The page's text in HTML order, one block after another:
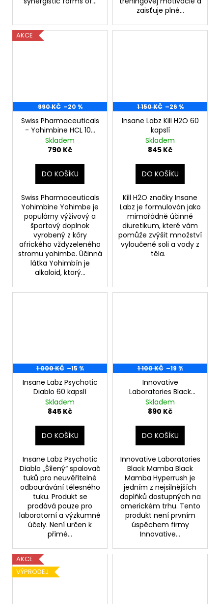
zaisťuje plné...
AKCE
990 KČ –20 %
Swiss Pharmaceuticals
- Yohimbine HCL 100
kapsúl
Skladem
790 Kč
DO KOŠÍKU
Swiss Pharmaceuticals
Yohimbine Yohimbe je
populárny výživový a
športový doplnok
vyrobený z kôry
afrického vždyzeleného
stromu yohimbe. Účinná
látka Yohimbín je
alkaloid, ktorý...
1 150 KČ –26 %
Insane Labz Kill H2O 60
kapslí
Skladem
845 Kč
DO KOŠÍKU
Kill H2O značky Insane
Labz je formulován jako
mimořádně účinné
diuretikum, které vám
pomůže zvýšit množství
vyloučené soli a vody z
těla.
1 000 KČ –15 %
Insane Labz Psychotic
Diablo 60 kapslí
Skladem
845 Kč
DO KOŠÍKU
Insane Labz Psychotic
Diablo „Šílený“ spalovač
tuků pro neuvěřitelné
odbourávání tělesného
tuku. Produkt se
prodává pouze pro
laboratorní a výzkumné
účely. Není určen k
přimé...
1 100 KČ –19 %
Innovative
Laboratories Black
Mamba 90 kapslí
(DMAA VERSION)
Skladem
890 Kč
DO KOŠÍKU
Innovative Laboratories
Black Mamba Black
Mamba Hyperrush je
jedním z nejsilnějších
doplňků dostupných na
americkém trhu. Tento
produkt není prvním
úspěchem firmy
Innovative...
AKCE
VÝPRODEJ